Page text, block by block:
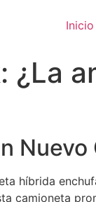
Inicio
¿La
híbrida
camioneta